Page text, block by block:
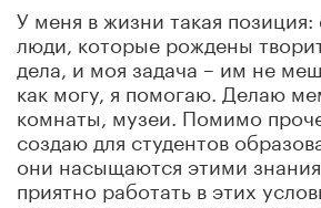
У меня в жизни такая позиция:
люди, которые рождены
дела, и моя задача – им не
как могу, я помогаю. Делаю
комнаты, музеи. Помимо
создаю для студентов
они насыщаются этими
приятно работать в этих